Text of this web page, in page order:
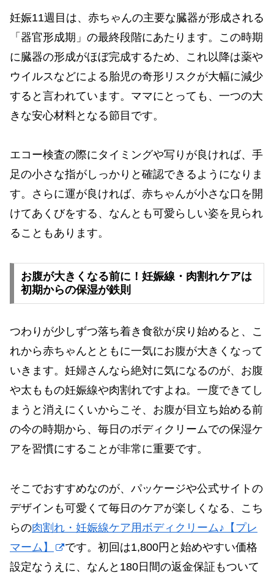
妊娠11週目は、赤ちゃんの主要な臓器が形成される
「器官形成期」の最終段階にあたります。この時期
に臓器の形成がほぼ完成するため、これ以降は薬や
ウイルスなどによる胎児の奇形リスクが大幅に減少
すると言われています。ママにとっても、一つの大
きな安心材料となる節目です。
エコー検査の際にタイミングや写りが良ければ、手
足の小さな指がしっかりと確認できるようになりま
す。さらに運が良ければ、赤ちゃんが小さな口を開
けてあくびをする、なんとも可愛らしい姿を見られ
ることもあります。
お腹が大きくなる前に！妊娠線・肉割れケアは
初期からの保湿が鉄則
つわりが少しずつ落ち着き食欲が戻り始めると、こ
れから赤ちゃんとともに一気にお腹が大きくなって
いきます。妊婦さんなら絶対に気になるのが、お腹
や太ももの妊娠線や肉割れですよね。一度できてし
まうと消えにくいからこそ、お腹が目立ち始める前
の今の時期から、毎日のボディクリームでの保湿ケ
アを習慣にすることが非常に重要です。
そこでおすすめなのが、パッケージや公式サイトの
デザインも可愛くて毎日のケアが楽しくなる、こち
らの肉割れ・妊娠線ケア用ボディクリーム♪【プレ
マーム】
です。初回は1,800円と始めやすい価格
設定なうえに、なんと180日間の返金保証もついて